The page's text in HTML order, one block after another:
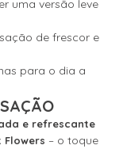
uma versão leve
de frescor e
para o dia a
e refrescante
Flowers – o toque